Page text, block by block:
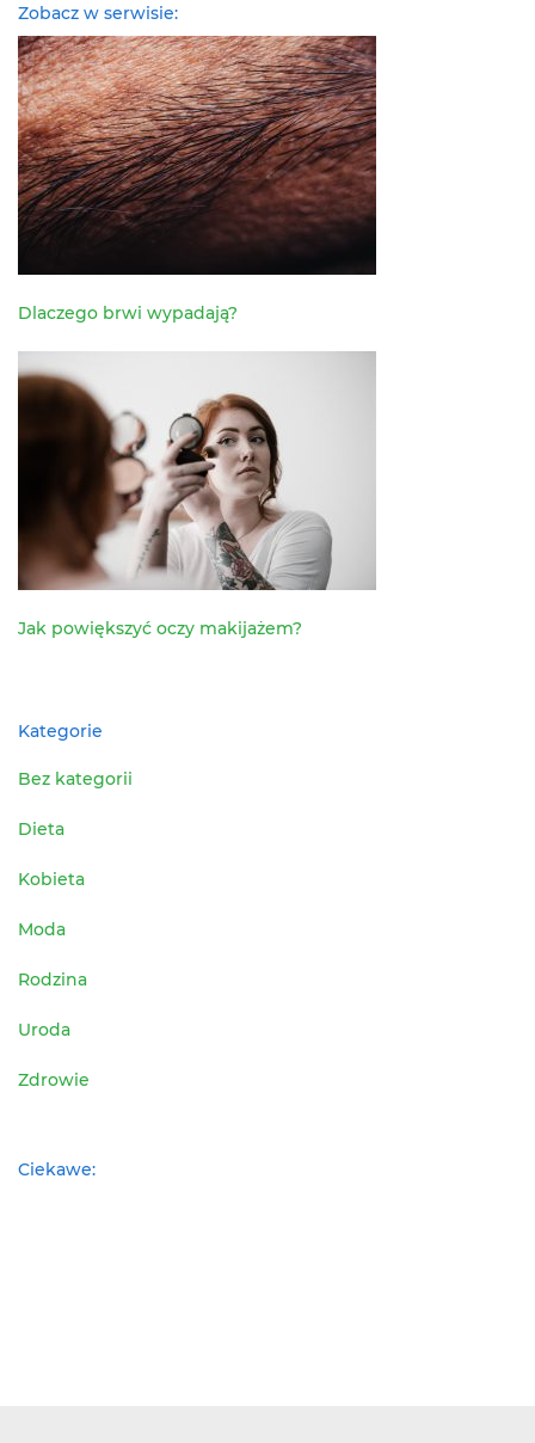
Zobacz w serwisie:
Dlaczego brwi wypadają?
Jak powiększyć oczy makijażem?
Kategorie
Bez kategorii
Dieta
Kobieta
Moda
Rodzina
Uroda
Zdrowie
Ciekawe: